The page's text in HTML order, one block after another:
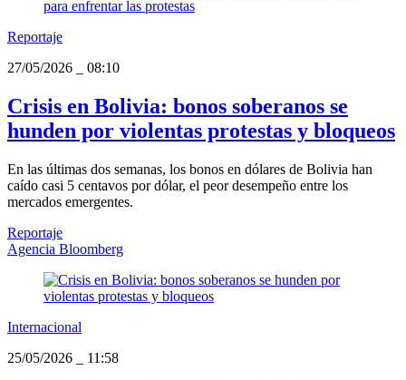
Reportaje
27/05/2026
08:10
Crisis en Bolivia: bonos soberanos se
hunden por violentas protestas y bloqueos
En las últimas dos semanas, los bonos en dólares de Bolivia han
caído casi 5 centavos por dólar, el peor desempeño entre los
mercados emergentes.
Reportaje
Agencia Bloomberg
Internacional
25/05/2026
11:58